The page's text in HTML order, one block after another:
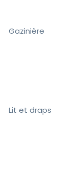
Gazinière
Lit et draps